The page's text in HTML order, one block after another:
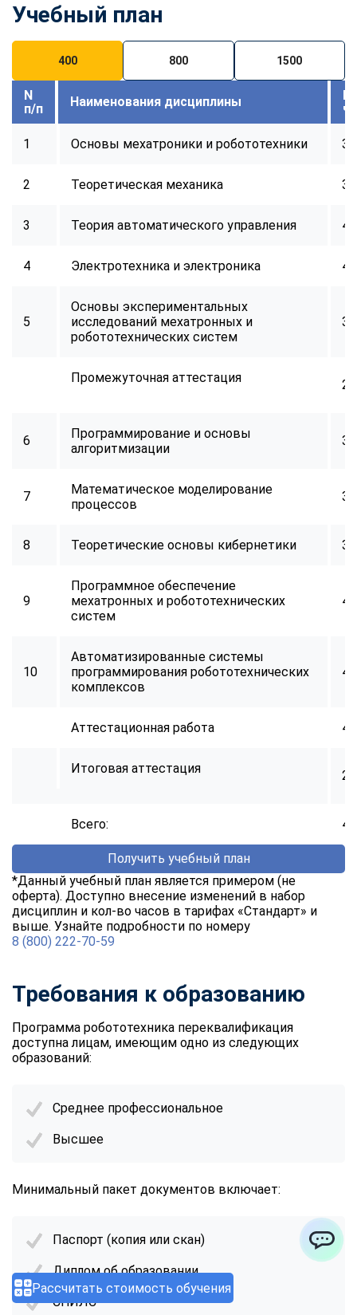
Рассчитать стоимость обучения
Учебный план
400 800 1500
N
п/п
Наименования дисциплины
1 Основы мехатроники и робототехники 32
2 Теоретическая механика 32
3 Теория автоматического управления 40
4 Электротехника и электроника 40
5
Основы экспериментальных
исследований мехатронных и
робототехнических систем
32
Промежуточная аттестация 2
6
Программирование и основы
алгоритмизации
34
7
Математическое моделирование
процессов
32
8 Теоретические основы кибернетики 34
9
Программное обеспечение
мехатронных и робототехнических
систем
40
10
Автоматизированные системы
программирования робототехнических
комплексов
40
Аттестационная работа 40
Итоговая аттестация 2
Всего:
Получить учебный план
*Данный учебный план является примером (не
оферта). Доступно внесение изменений в набор
дисциплин и кол-во часов в тарифах «Стандарт» и
выше. Узнайте подробности по номеру
8 (800) 222-70-59
Требования к образованию
Программа робототехника переквалификация
доступна лицам, имеющим одно из следующих
образований:
Среднее профессиональное
Высшее
Минимальный пакет документов включает:
Паспорт (копия или скан)
Диплом об образовании
СНИЛС
ChatApp
online
Мессенджеры
Свяжитесь с нами через любой удобный мессенджер!
Telegram WhatsApp
Vkontakte